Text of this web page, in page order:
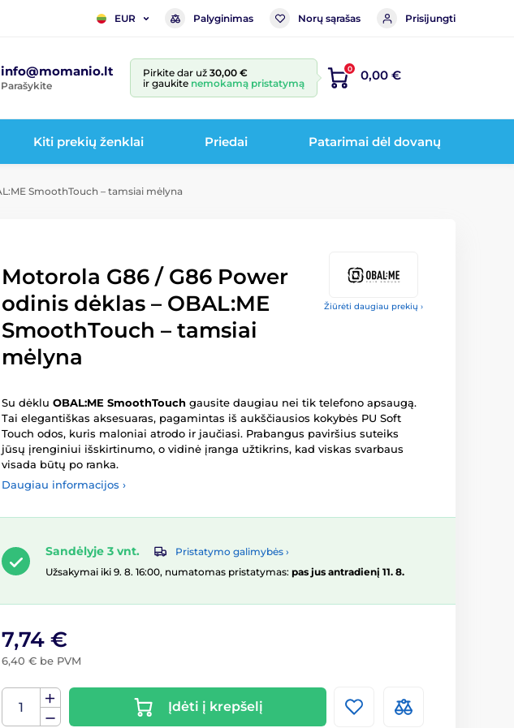
EUR Palyginimas Norų sąrašas Prisijungti
info@momanio.lt
Parašykite
Pirkite dar už 30,00 €
ir gaukite nemokamą pristatymą
0 0,00 €
Kiti prekių ženklai Priedai Patarimai dėl dovanų
SmoothTouch – tamsiai mėlyna
Žiūrėti daugiau prekių ›
Motorola G86 / G86 Power
odinis dėklas – OBAL:ME
SmoothTouch – tamsiai
mėlyna
Su dėklu OBAL:ME SmoothTouch gausite daugiau nei tik telefono apsaugą.
Tai elegantiškas aksesuaras, pagamintas iš aukščiausios kokybės PU Soft
Touch odos, kuris maloniai atrodo ir jaučiasi. Prabangus paviršius suteiks
jūsų įrenginiui išskirtinumo, o vidinė įranga užtikrins, kad viskas svarbaus
visada būtų po ranka.
Daugiau informacijos ›
Sandėlyje 3 vnt.
Pristatymo galimybės ›
Užsakymai iki 9. 8. 16:00, numatomas pristatymas: pas jus antradienį 11. 8.
7,74 €
6,40 € be PVM
Įdėti į krepšelį